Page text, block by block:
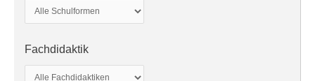
Fachdidaktik